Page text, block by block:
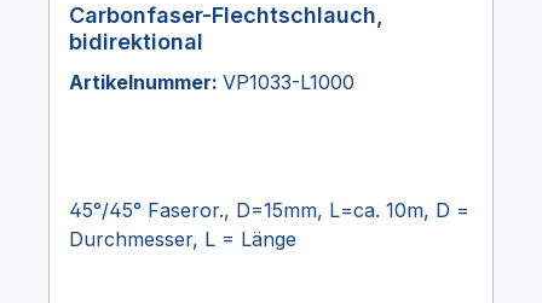
Carbonfaser-Flechtschlauch,
bidirektional
Artikelnummer: VP1033-L1000
45°/45° Faseror., D=15mm, L=ca. 10m, D =
Durchmesser, L = Länge